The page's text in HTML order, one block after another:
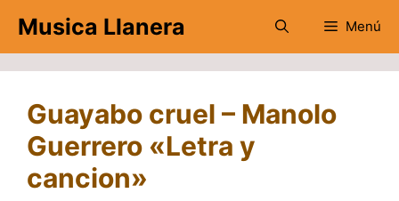
contenido
Musica Llanera Menú
Guayabo cruel – Manolo
Guerrero «Letra y
cancion»